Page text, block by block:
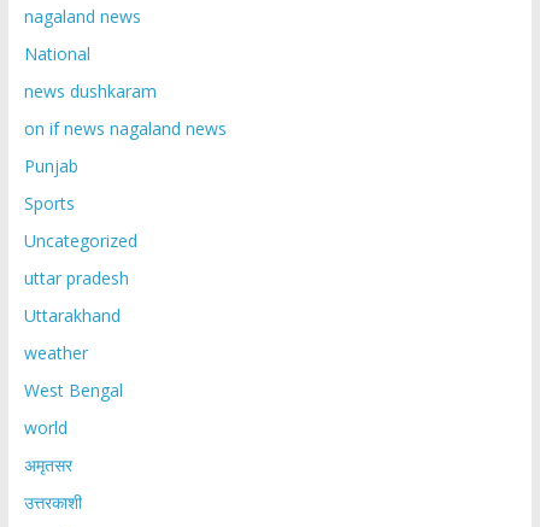
nagaland news
National
news dushkaram
on if news nagaland news
Punjab
Sports
Uncategorized
uttar pradesh
Uttarakhand
weather
West Bengal
world
अमृतसर
उत्तरकाशी